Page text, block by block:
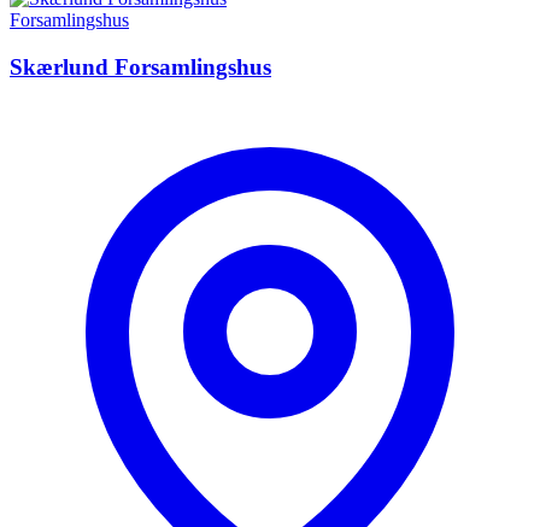
Forsamlingshus
Skærlund Forsamlingshus